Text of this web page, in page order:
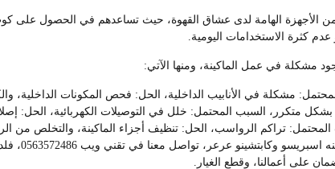
من الأجهزة الهامة لدى عشاق القهوة، حيث تساعدهم في الحصول على
عدم كثرة الاستخدامات اليومية.
مشكلة في عمل الماكينة، ومنها الآتي:
مشكلة في الأنابيب الداخلية، الحل: فحص المكونات
متكرر، السبب المحتمل: خلل في التوصيلات الكهربائية، الحل:
المحتمل: تراكم الرواسب، الحل: تنظيف أجزاء الماكينة، والتخلص من
إذا كنت
على أعمالنا، وقطع الغيار.